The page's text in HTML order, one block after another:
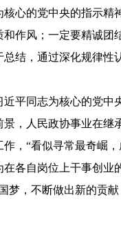
心的党中央的指示精
作风；一定要精诚团
结，通过深化规律性
平同志为核心的党中
，人民政协事业在继
，“看似寻常最奇崛
各自岗位上干事创业
梦，不断做出新的贡